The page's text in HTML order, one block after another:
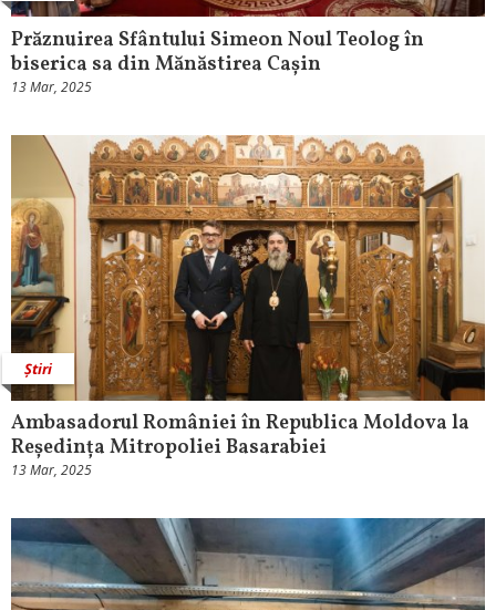
Prăznuirea Sfântului Simeon Noul Teolog în
biserica sa din Mănăstirea Cașin
13 Mar, 2025
Știri
Ambasadorul României în Republica Moldova la
Reședința Mitropoliei Basarabiei
13 Mar, 2025